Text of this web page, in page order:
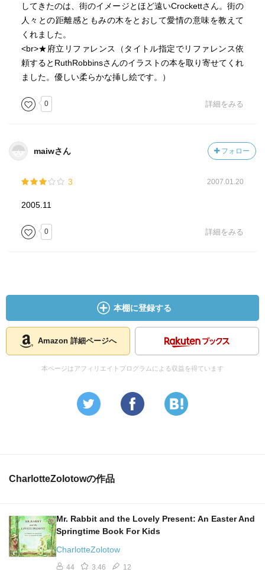
してきたのは、街のイメージとほど遠いCrockettさん。街の
人々との距離感ともみの木をとおして愛情の意味を教えて
くれました。
<br>★府立リファレンス（タイトル指定でリファレンス依
頼するとRuthRobbinsさんのイラストの本を取り寄せてくれ
ました。優しい柔らかな挿し絵です。）
0 詳細をみる
maiwさん フォロー
3 2007.01.20
2005.11
0 詳細をみる
本棚に登録する
Amazon 詳細ページへ
本ページはアフィリエイトプログラムによる収益を得ています
CharlotteZolotowの作品
Mr. Rabbit and the Lovely Present: An Easter And
Springtime Book For Kids
CharlotteZolotow
44 3.46 12